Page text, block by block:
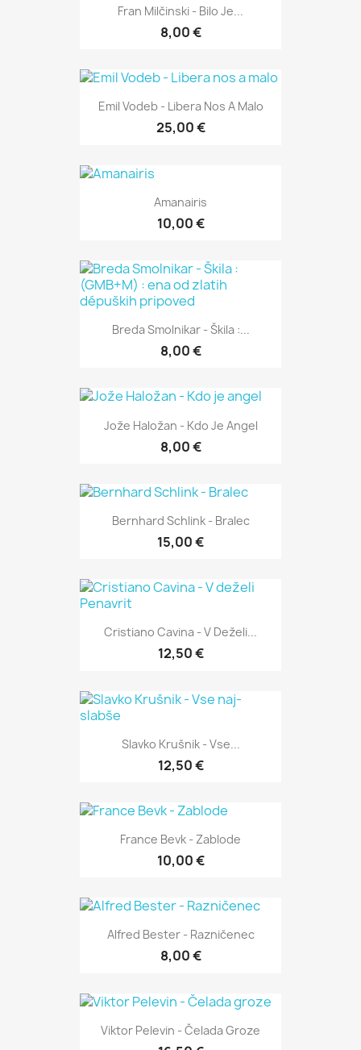
Fran Milčinski - Bilo Je...
8,00 €
Emil Vodeb - Libera Nos A Malo
25,00 €
Amanairis
10,00 €
Breda Smolnikar - Škila :...
8,00 €
Jože Haložan - Kdo Je Angel
8,00 €
Bernhard Schlink - Bralec
15,00 €
Cristiano Cavina - V Deželi...
12,50 €
Slavko Krušnik - Vse...
12,50 €
France Bevk - Zablode
10,00 €
Alfred Bester - Razničenec
8,00 €
Viktor Pelevin - Čelada Groze